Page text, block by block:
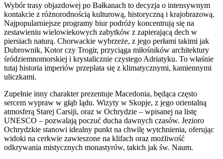
Wybór trasy objazdowej po Bałkanach to decyzja o intensywnym
kontakcie z różnorodnością kulturową, historyczną i krajobrazową.
Najpopularniejsze programy biur podróży koncentrują się na
zestawieniu wielowiekowych zabytków z zapierającą dech w
piersiach naturą. Chorwackie wybrzeże, z jego perłami takimi jak
Dubrownik, Kotor czy Trogir, przyciąga miłośników architektury
śródziemnomorskiej i krystalicznie czystego Adriatyku. To właśnie
tutaj historia imperiów przeplata się z klimatycznymi, kamiennymi
uliczkami.
Zupełnie inny charakter prezentuje Macedonia, będąca często
sercem wypraw w głąb lądu. Wizyty w Skopje, z jego orientalną
atmosferą Starej Carsiji, oraz w Ochrydzie – wpisanej na listę
UNESCO – pozwalają poczuć ducha dawnych czasów. Jezioro
Ochrydzkie stanowi idealny punkt na chwilę wytchnienia, oferując
widoki na cerkwie zawieszone na klifach oraz możliwość
odkrywania mistycznych monastyrów, takich jak św. Naum.